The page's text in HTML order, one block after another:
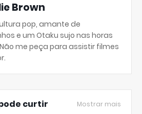
Brown
pop, amante de
e um Otaku sujo nas horas
me peça para assistir filmes
curtir Mostrar mais